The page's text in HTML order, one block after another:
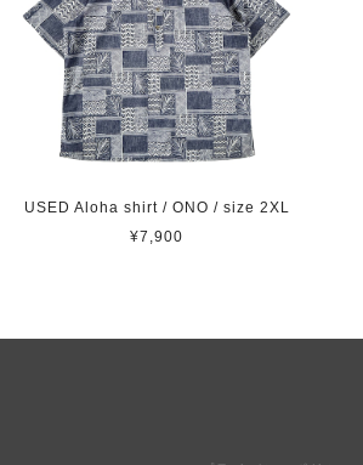
USED Aloha shirt / ONO / size 2XL
¥7,900